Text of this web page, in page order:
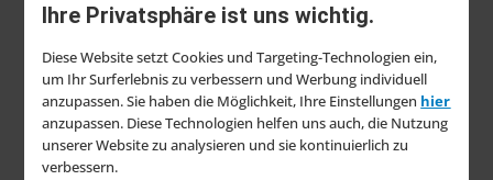
Ihre Privatsphäre ist uns wichtig.
Diese Website setzt Cookies und Targeting-Technologien ein,
um Ihr Surferlebnis zu verbessern und Werbung individuell
anzupassen. Sie haben die Möglichkeit, Ihre Einstellungen hier
anzupassen. Diese Technologien helfen uns auch, die Nutzung
unserer Website zu analysieren und sie kontinuierlich zu
verbessern.
Sonderposten 24überzeugt mit einem
Mix aus Funktionalität und Zuverlässigkeit.
Nachhaltigkeit und Service im Fokus
Bei der Sortimentsentwicklung spielen
Umweltfreundlichkeit und